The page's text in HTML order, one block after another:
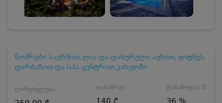
ნომრები საუზმით, ღია და დახურული აუზით, ფიტნეს
დარბაზით და სპა ცენტრით კახეთში
ღირებულება დანაზოგი
140 ₾
დანაზოგის %
36 %